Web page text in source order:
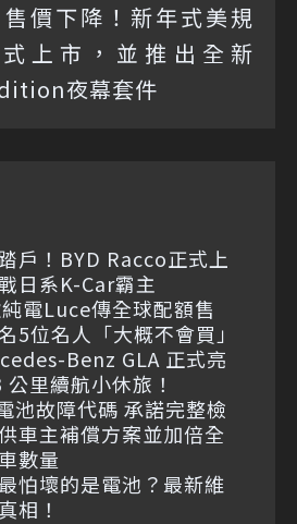
價下降！新年式美規
上市，並推出全新
夜幕套件
戶！BYD Racco正式上
日系K-Car霸主
電Luce傳全球配額售
位名人「大概不會買」
Benz GLA 正式亮
里續航小休旅！
池故障代碼 承諾完整檢
車主補償方案並加倍全
數量
怕壞的是電池？最新維
相！